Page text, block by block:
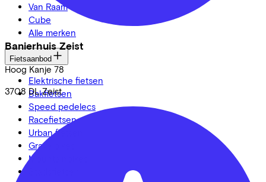
Banierhuis Zeist
Hoog Kanje 78
3708 DL Zeist
Van Raam
Cube
Alle merken
Fietsaanbod
Elektrische fietsen
Bakfietsen
Speed pedelecs
Racefietsen
Urban fietsen
Gravelbikes
Mountainbikes